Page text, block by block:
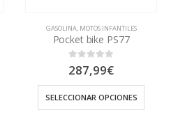
GASOLINA, MOTOS INFANTILES
Pocket bike PS77
0out of 5
287,99€
SELECCIONAR OPCIONES